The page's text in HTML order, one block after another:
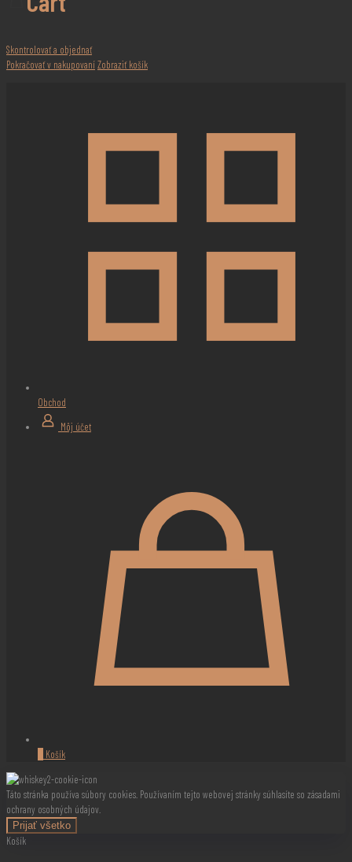
Skontrolovať a objednať
Pokračovať v nakupovaníZobraziť košík
Obchod
Môj účet
Košík
Táto stránka používa súbory cookies. Používaním tejto webovej stránky súhlasíte so zásadami
ochrany osobných údajov.
Prijať všetko
Košík